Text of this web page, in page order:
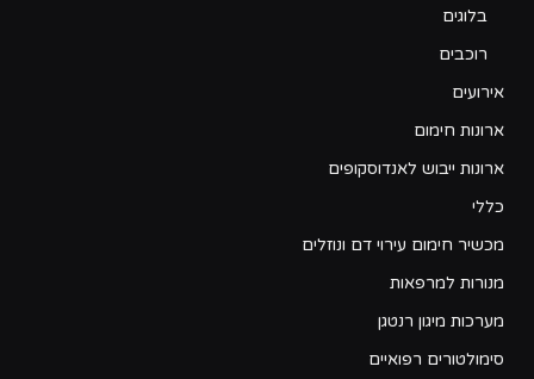
בלוגים
רוכבים
אירועים
ארונות חימום
ארונות ייבוש לאנדוסקופים
כללי
מכשיר חימום עירוי דם ונוזלים
מנורות למרפאות
מערכות מיגון רנטגן
סימולטורים רפואיים